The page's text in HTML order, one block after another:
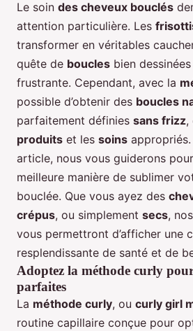
Le soin des cheveux bouclés
attention particulière. Les
transformer en véritables
quête de boucles bien
frustrante. Cependant, avec la
possible d’obtenir des boucles
parfaitement définies sans frizz,
produits et les soins
article, nous vous guiderons
meilleure manière de sublimer
bouclée. Que vous ayez des
crépus, ou simplement secs,
vous permettront d’afficher une
resplendissante de santé et de
Adoptez la méthode curly
parfaites
La méthode curly, ou curly girl
routine capillaire conçue pour